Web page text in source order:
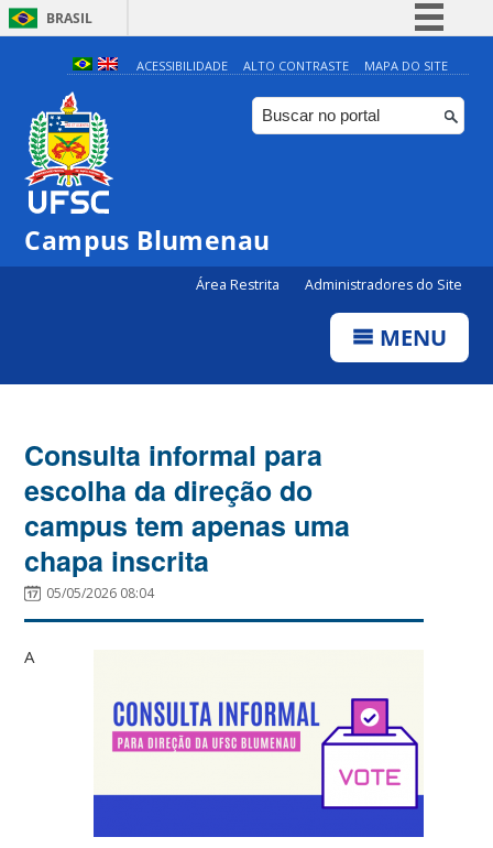
BRASIL
Simplifique!
Comunica BR
Participe
ACESSIBILIDADE ALTO CONTRASTE MAPA DO SITE
Campus Blumenau
Área Restrita Administradores do Site
MENU
Consulta informal para
escolha da direção do
campus tem apenas uma
chapa inscrita
05/05/2026 08:04
A